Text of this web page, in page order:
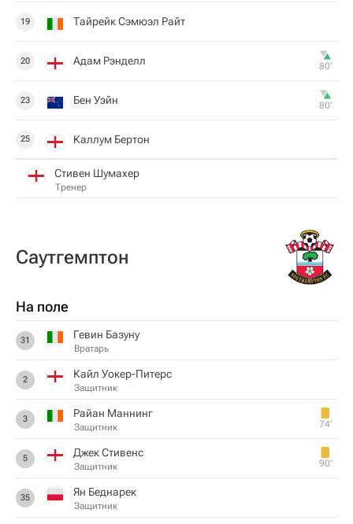
19 Тайрейк Сэмюэл Райт
20 Адам Рэнделл 80‎’‎
23 Бен Уэйн 80‎’‎
25 Каллум Бертон
Стивен Шумахер
Тренер
Саутгемптон
На поле
31 Гевин Базуну
Вратарь
2 Кайл Уокер-Питерс
Защитник
3 Райан Маннинг
Защитник 74‎’‎
5 Джек Стивенс
Защитник 90‎’‎
35 Ян Беднарек
Защитник